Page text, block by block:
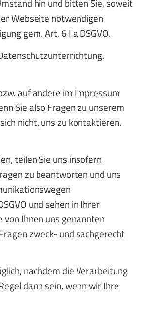
hin und bitten Sie, soweit
Webseite notwendigen
gem. Art. 6 I a DSGVO.
auf andere im Impressum
Sie also Fragen zu unserem
nicht, uns zu kontaktieren.
teilen Sie uns insofern
zu beantworten und uns
und sehen in Ihrer
Ihnen uns genannten
zweck- und sachgerecht
nachdem die Verarbeitung
dann sein, wenn wir Ihre